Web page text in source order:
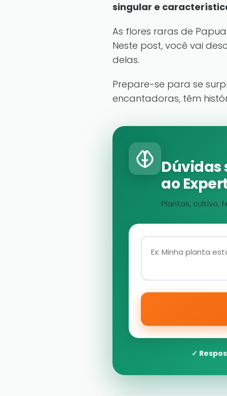
singular e
As flores raras de
Neste post, você vai
delas.
Prepare-se para se
encantadoras, têm
Dúvidas
ao
Plantas, cultivo,
✓